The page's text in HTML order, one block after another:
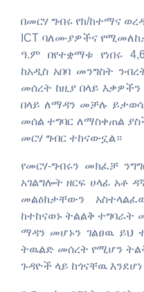
በመርሃ ግብሩ የክ/ከተማና
ICT ባለሙያዎችና
ዓ.ም በየተቋማቱ የነበሩ
ከአዲስ አበባ መንግስት
መሰረት ከዚያ በላይ
በላይ ለማዳን መቻሉ
መሰል ተግባር ለማስቀጠል
መርሃ ግብር ተከናውኗል።
የመርሃ-ግብሩን መክፈቻ
አገልግሎት ዘርፍ ሀላፊ አቶ
መልዕክታቸውን
ከተከናወኑ ትልልቅ ተግባራት
ማዳን መሆኑን ገልፀዉ ይህ
ትዉልድ መሰረት የሚሆን
ጉዳዮች ላይ ከጎናቸዉ